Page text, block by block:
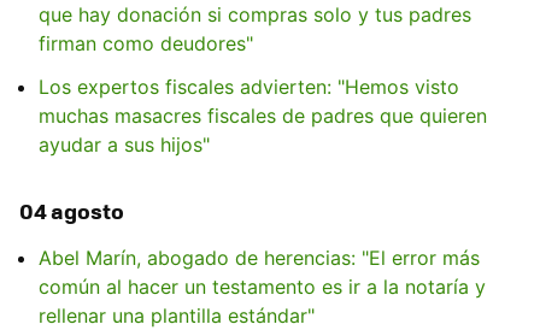
que hay donación si compras solo y tus padres
firman como deudores"
Los expertos fiscales advierten: "Hemos visto
muchas masacres fiscales de padres que quieren
ayudar a sus hijos"
04 agosto
Abel Marín, abogado de herencias: "El error más
común al hacer un testamento es ir a la notaría y
rellenar una plantilla estándar"